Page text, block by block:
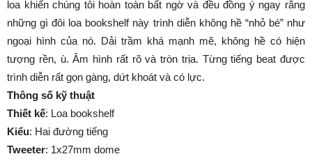
loa khiến chúng tôi hoàn toàn bất ngờ và đều đồng ý ngay rằng
những gì đôi loa bookshelf này trình diễn không hề “nhỏ bé” như
ngoại hình của nó. Dải trầm khá mạnh mẽ, không hề có hiện
tượng rền, ù. Âm hình rất rõ và tròn trịa. Từng tiếng beat được
trình diễn rất gọn gàng, dứt khoát và có lực.
Thông số kỹ thuật
Thiết kế: Loa bookshelf
Kiểu: Hai đường tiếng
Tweeter: 1x27mm dome